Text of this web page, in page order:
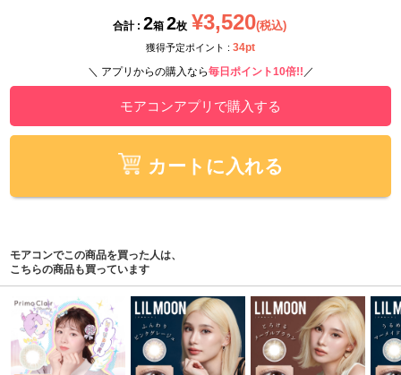
合計 : 2箱 2枚 ¥3,520(税込)
獲得予定ポイント : 34pt
＼ アプリからの購入なら毎日ポイント10倍!! ／
モアコンアプリで購入する
カートに入れる
モアコンでこの商品を買った人は、
こちらの商品も買っています